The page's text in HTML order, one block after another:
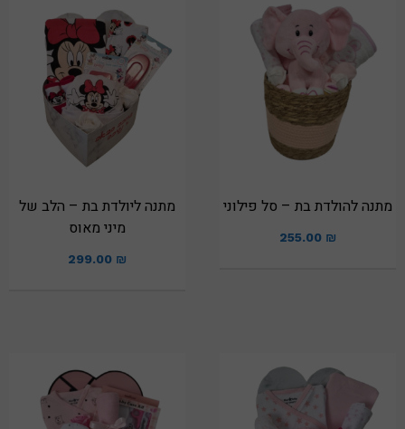
מתנה להולדת בת – סל פילוני
255.00 ₪
מתנה ליולדת בת – הלב של
מיני מאוס
299.00 ₪